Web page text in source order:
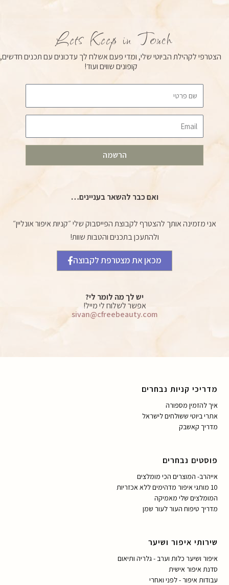
o
k
g
a
m
b
e
Lets Keep in Touch
הצטרפי לקהילת הביוטי שלי, ומדי פעם אשלח לך עדכונים עם תכנים חדשים,
קופונים שווים ועוד!
הרשמה
ואם כבר להשאר בעניינים…
אני מזמינה אותך להצטרף לקבוצת הפייסבוק שלי ״קניות איפור אונליין״
ולהתעכן בתכנים והטבות שוות!
מכאן את מצטרפת לקבוצה
יש לך מה לומר לי?
אפשר לשלוח לי מייל!
sivan@cfreebeauty.com
מדריכי קניות נבחרים
איך להזמין מספורה
אתרי ביוטי ששולחים לישראל
מדריך קאשבק
פוסטים נבחרים
אייהרב- המוצרים הכי מומלצים
10 מותגי איפור מדהימים ללא אכזריות
המומלצים שלי מאמיקה
מדריך טיפוח העור לעור שמן
שירותי איפור ושיער
איפור ושיער כלות וערב - גלריה ותיאום
סדנת איפור אישית
עבודות איפור - לפני ואחרי